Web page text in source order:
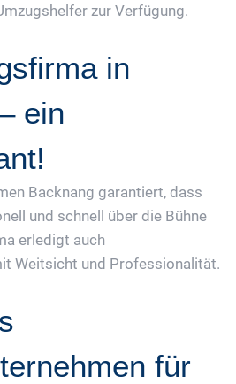
zur Verfügung.
in
ein
Backnang garantiert, dass
und schnell über die Bühne
erledigt auch
Weitsicht und Professionalität.
für